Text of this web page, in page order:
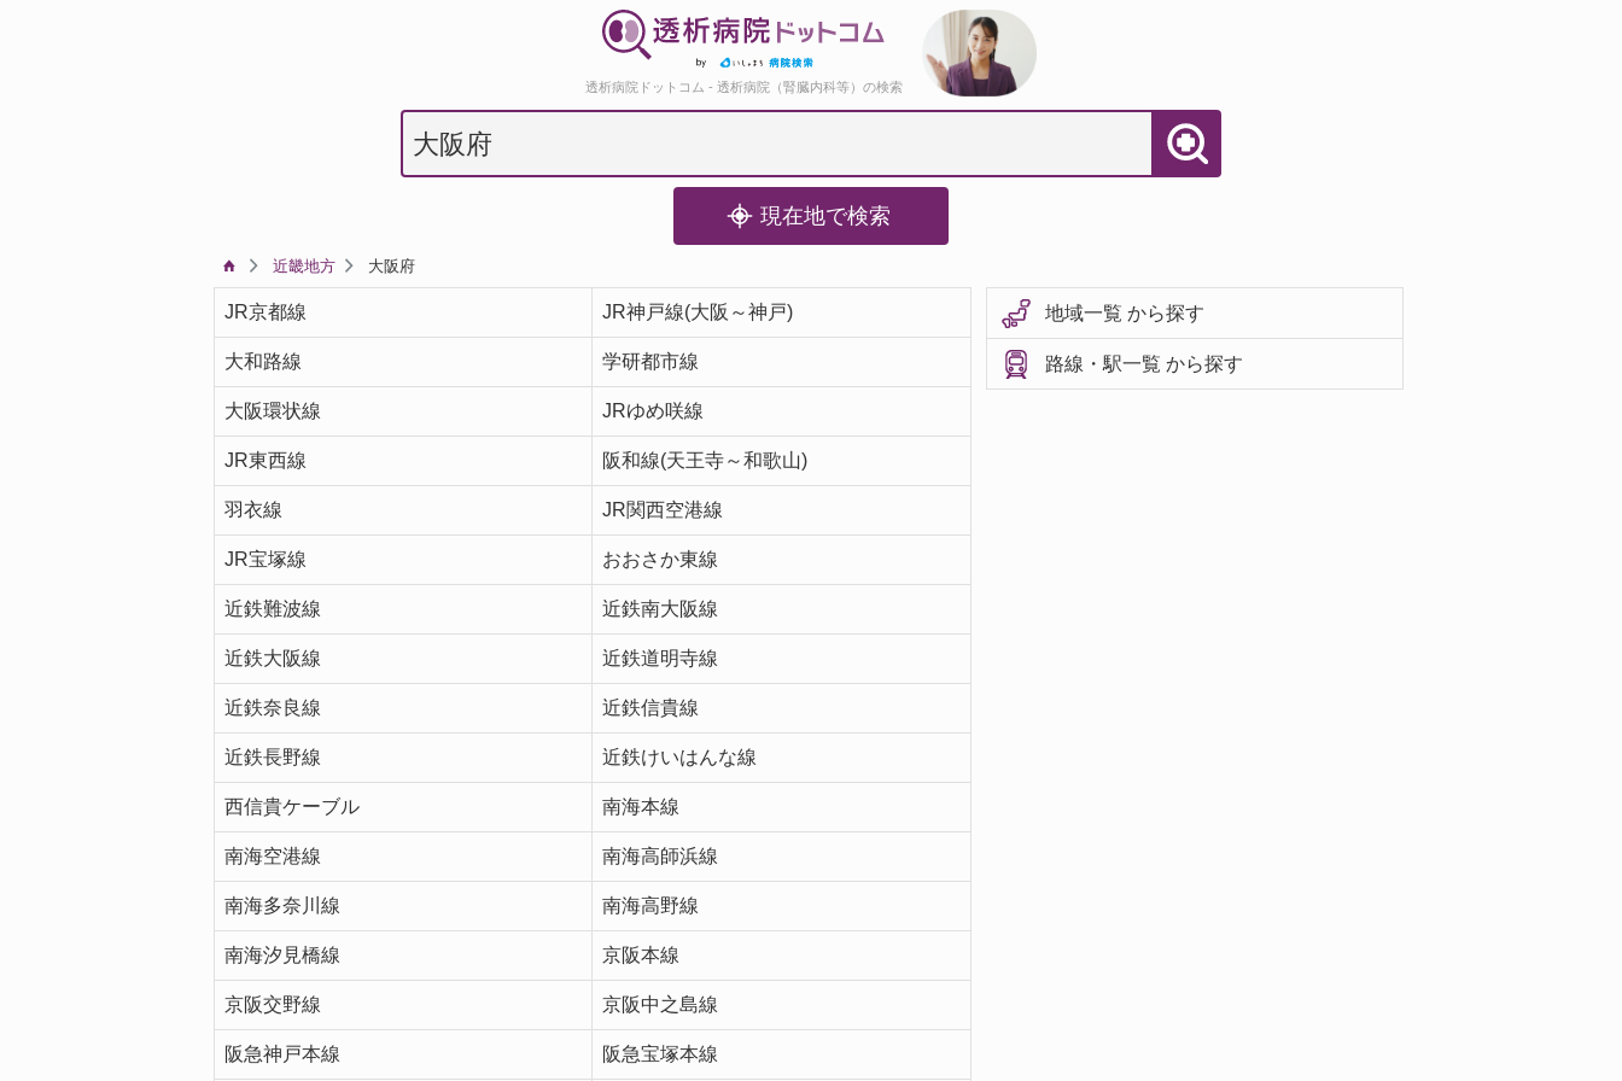
透析病院ドットコム - 透析病院（腎臓内科等）の検索
現在地で検索
近畿地方 大阪府
JR京都線 JR神戸線(大阪～神戸)
大和路線 学研都市線
大阪環状線 JRゆめ咲線
JR東西線 阪和線(天王寺～和歌山)
羽衣線 JR関西空港線
JR宝塚線 おおさか東線
近鉄難波線 近鉄南大阪線
近鉄大阪線 近鉄道明寺線
近鉄奈良線 近鉄信貴線
近鉄長野線 近鉄けいはんな線
西信貴ケーブル 南海本線
南海空港線 南海高師浜線
南海多奈川線 南海高野線
南海汐見橋線 京阪本線
京阪交野線 京阪中之島線
阪急神戸本線 阪急宝塚本線
地域一覧 から探す
路線・駅一覧 から探す